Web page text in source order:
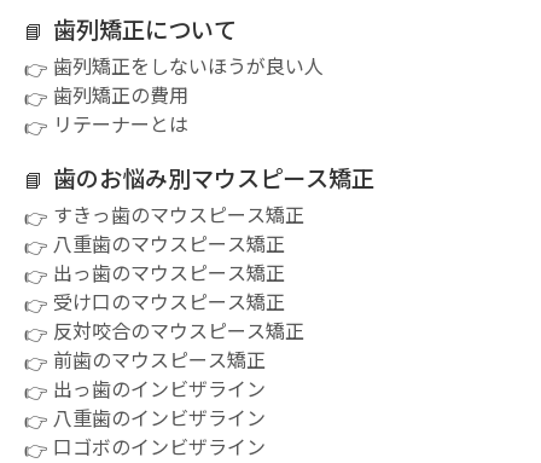
歯列矯正について
歯列矯正をしないほうが良い人
歯列矯正の費用
リテーナーとは
歯のお悩み別マウスピース矯正
すきっ歯のマウスピース矯正
八重歯のマウスピース矯正
出っ歯のマウスピース矯正
受け口のマウスピース矯正
反対咬合のマウスピース矯正
前歯のマウスピース矯正
出っ歯のインビザライン
八重歯のインビザライン
口ゴボのインビザライン